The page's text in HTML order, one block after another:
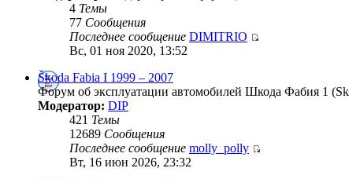
4 Темы
77 Сообщения
Последнее сообщение DIMITRIO
Вс, 01 ноя 2020, 13:52
Škoda Fabia I 1999 – 2007
Форум об эксплуатации автомобилей Шкода Фабия 1
Модератор: DIP
421 Темы
12689 Сообщения
Последнее сообщение molly_polly
Вт, 16 июн 2026, 23:32